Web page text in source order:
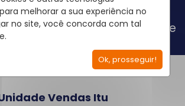
melhorar a sua experiência no
no site, você concorda com tal
Ok, prosseguir!
Área do Cliente
Vendas Itu